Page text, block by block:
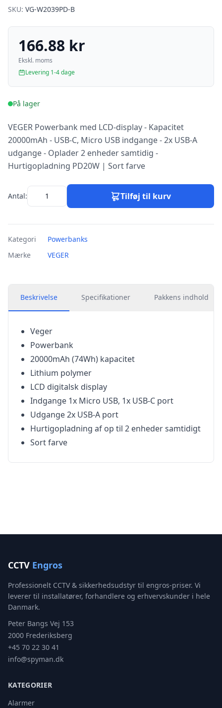
SKU: VG-W2039PD-B
166.88 kr
Ekskl. moms
Levering 1-4 dage
På lager
VEGER Powerbank med LCD-display - Kapacitet
20000mAh - USB-C, Micro USB indgange - 2x USB-A
udgange - Oplader 2 enheder samtidig -
Hurtigopladning PD20W | Sort farve
Antal: Tilføj til kurv
Kategori
Powerbanks
Mærke
VEGER
Beskrivelse Specifikationer Pakkens indhold
Veger
Powerbank
20000mAh (74Wh) kapacitet
Lithium polymer
LCD digitalsk display
Indgange 1x Micro USB, 1x USB-C port
Udgange 2x USB-A port
Hurtigopladning af op til 2 enheder samtidigt
Sort farve
CCTV Engros
Professionelt CCTV & sikkerhedsudstyr til engros-priser. Vi
leverer til installatører, forhandlere og erhvervskunder i hele
Danmark.
Peter Bangs Vej 153
2000 Frederiksberg
+45 70 22 30 41
info@spyman.dk
KATEGORIER
Alarmer